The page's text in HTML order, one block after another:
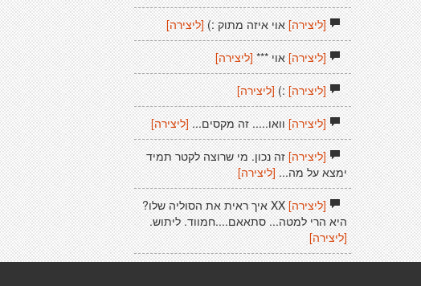
[ליצירה]אוי איזה מתוק :) [ליצירה]
[ליצירה]אוי *** [ליצירה]
[ליצירה]:) [ליצירה]
[ליצירה]וואו..... זה מקסים... [ליצירה]
[ליצירה]זה נכון. מי שרוצה לקטר תמיד
ימצא על מה... [ליצירה]
[ליצירה]
XX איך ראית את הסוליה שלו?
היא הרי למטה... סתאאם....חמווד. ליתוש.
[ליצירה]